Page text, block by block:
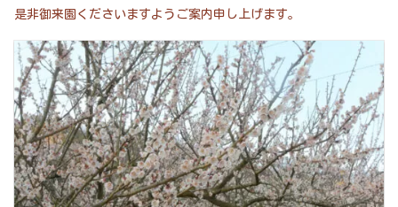
是非御来園くださいますようご案内申し上げます。